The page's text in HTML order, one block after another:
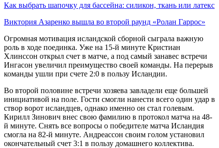
Как выбрать шапочку для бассейна: силикон, ткань или латекс
Виктория Азаренко вышла во второй раунд «Ролан Гаррос»
Огромная мотивация исландской сборной сыграла важную
роль в ходе поединка. Уже на 15-й минуте Кристиан
Хлинссон открыл счет в матче, а под самый занавес встречи
Ингасон увеличил преимущество своей команды. На перерыв
команды ушли при счете 2:0 в пользу Исландии.
Во второй половине встречи хозяева завладели еще большей
инициативой на поле. Гости смогли нанести всего один удар в
створ ворот исландцев, однако именно он стал голевым.
Кирилл Зинович внес свою фамилию в протокол матча на 48-
й минуте. Снять все вопросы о победителе матча Исландия
смогла на 82-й минуте. Андреассон своим голом установил
окончательный счет 3:1 в пользу домашнего коллектива.